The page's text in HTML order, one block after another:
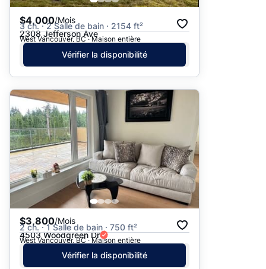
$4,000/Mois
3 ch. · 2 Salle de bain · 2154 ft²
2308 Jefferson Ave
West Vancouver, BC · Maison entière
Vérifier la disponibilité
$3,800/Mois
2 ch. · 1 Salle de bain · 750 ft²
4503 Woodgreen Dr
West Vancouver, BC · Maison entière
Vérifier la disponibilité